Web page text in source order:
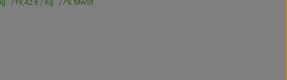
19,42 € / kg 7% MwSt